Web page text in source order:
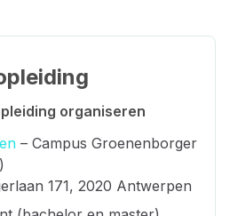
organiseren
– Campus Groenenborger
171, 2020 Antwerpen